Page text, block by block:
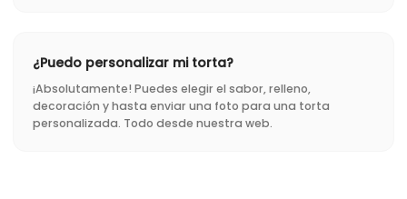
¿Puedo personalizar mi torta?
¡Absolutamente! Puedes elegir el sabor, relleno,
decoración y hasta enviar una foto para una torta
personalizada. Todo desde nuestra web.